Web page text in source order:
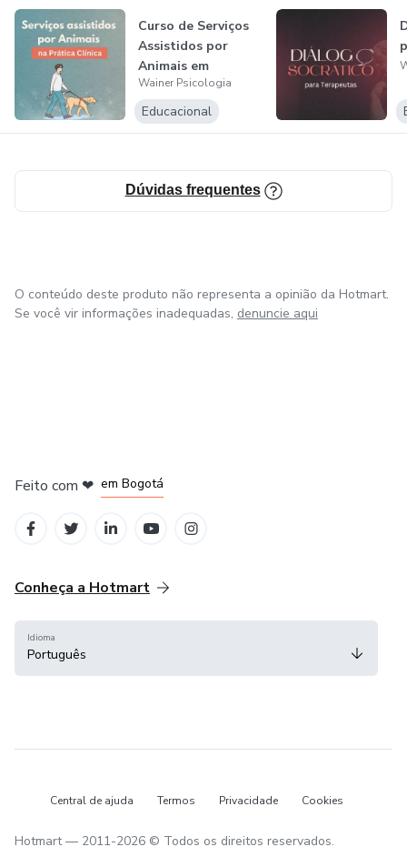
Curso de Serviços
Assistidos por
Animais em
Intervenções Ter...
Wainer Psicologia
Educacional
Dúvidas frequentes
O conteúdo deste produto não representa a opinião da Hotmart.
Se você vir informações inadequadas, denuncie aqui
Feito com ❤ em Bogotá
Conheça a Hotmart
Idioma
Português
Central de ajuda Termos Privacidade Cookies
Hotmart — 2011-2026 © Todos os direitos reservados.